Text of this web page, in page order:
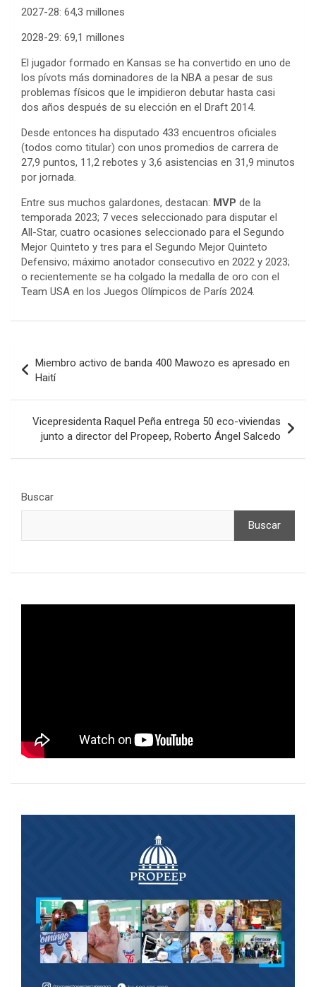
2027-28: 64,3 millones
2028-29: 69,1 millones
El jugador formado en Kansas se ha convertido en uno de
los pívots más dominadores de la NBA a pesar de sus
problemas físicos que le impidieron debutar hasta casi
dos años después de su elección en el Draft 2014.
Desde entonces ha disputado 433 encuentros oficiales
(todos como titular) con unos promedios de carrera de
27,9 puntos, 11,2 rebotes y 3,6 asistencias en 31,9 minutos
por jornada.
Entre sus muchos galardones, destacan: MVP de la
temporada 2023; 7 veces seleccionado para disputar el
All-Star, cuatro ocasiones seleccionado para el Segundo
Mejor Quinteto y tres para el Segundo Mejor Quinteto
Defensivo; máximo anotador consecutivo en 2022 y 2023;
o recientemente se ha colgado la medalla de oro con el
Team USA en los Juegos Olímpicos de París 2024.
de
entradas
Miembro activo de banda 400 Mawozo es apresado en
Haití
Vicepresidenta Raquel Peña entrega 50 eco-viviendas
junto a director del Propeep, Roberto Ángel Salcedo
Buscar
Buscar